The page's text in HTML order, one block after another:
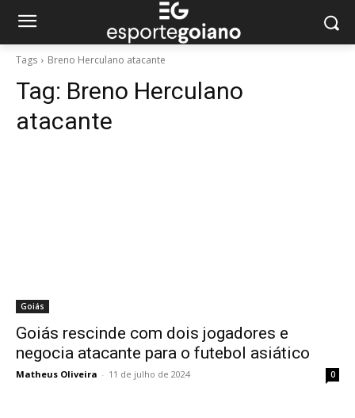
Tags Breno Herculano atacante
Tag: Breno Herculano
atacante
Goiás
Goiás rescinde com dois jogadores e
negocia atacante para o futebol asiático
Matheus Oliveira - 11 de julho de 2024 0